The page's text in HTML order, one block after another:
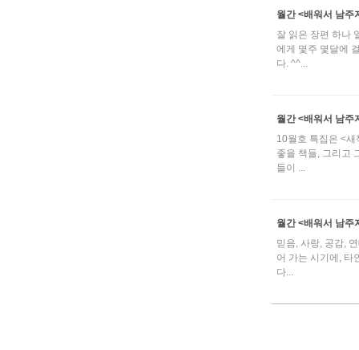
월간 <배워서 남주
잘 읽은 장편 하나
에게 몇주 몇달에
다. ^^...
월간 <배워서 남주
10월호 특집은 <
좋을 책들, 그리고
들이 ...
월간 <배워서 남주
믿음, 사랑, 공감,
어 가는 시기에, 타
다...